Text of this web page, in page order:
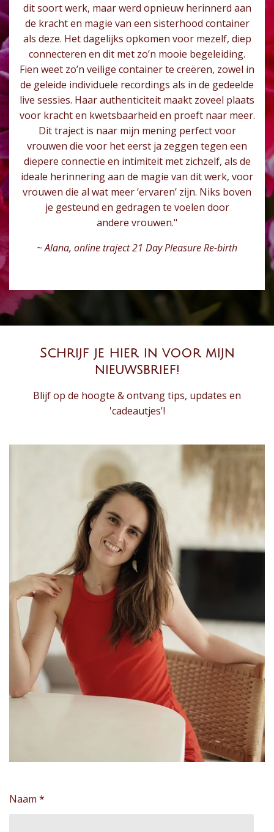
dit soort werk, maar werd opnieuw herinnerd aan
de kracht en magie van een sisterhood container
als deze. Het dagelijks opkomen voor mezelf, diep
connecteren en dit met zo’n mooie begeleiding.
Fien weet zo’n veilige container te creëren, zowel in
de geleide individuele recordings als in de gedeelde
live sessies. Haar authenticiteit maakt zoveel plaats
voor kracht en kwetsbaarheid en proeft naar meer.
Dit traject is naar mijn mening perfect voor
vrouwen die voor het eerst ja zeggen tegen een
diepere connectie en intimiteit met zichzelf, als de
ideale herinnering aan de magie van dit werk, voor
vrouwen die al wat meer ‘ervaren’ zijn. Niks boven
je gesteund en gedragen te voelen door
andere vrouwen."
~ Alana, online traject 21 Day Pleasure Re-birth
Schrijf je hier in voor mijn
nieuwsbrief!
Blijf op de hoogte & ontvang tips, updates en
'cadeautjes'!
Naam *